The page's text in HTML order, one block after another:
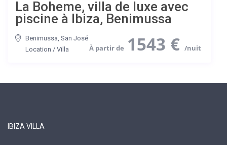
1543 €
La Boheme, villa de luxe avec
piscine à Ibiza, Benimussa
Benimussa ,San José
Location /Villa
IBIZA VILLA